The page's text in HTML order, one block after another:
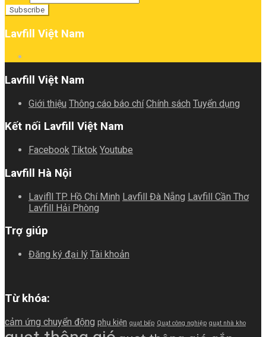
Lavfill Việt Nam
Lavfill Việt Nam
Giới thiệu Thông cáo báo chí Chính sách Tuyển dụng
Kết nối Lavfill Việt Nam
Facebook Tiktok Youtube
Lavfill Hà Nội
Lavifll TP. Hồ Chí Minh Lavfill Đà Nẵng Lavfill Cần Thơ
Lavfill Hải Phòng
Trợ giúp
Đăng ký đại lý Tài khoản
Từ khóa:
cảm ứng chuyển động phụ kiện quạt bếp Quạt công nghiệp quạt nhà kho